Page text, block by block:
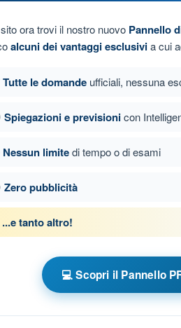
di 433 Domanda
Quiz Droni A2 - Aeromobili a
UAS
ora trovi il nostro nuovo Pannello
alcuni dei vantaggi esclusivia cui
Tutte le domande ufficiali, nessuna
Spiegazioni e previsionicon
Nessun limitedi tempo o di esami
Zero pubblicità
...e tanto altro!
💻 Scopri il Pannello